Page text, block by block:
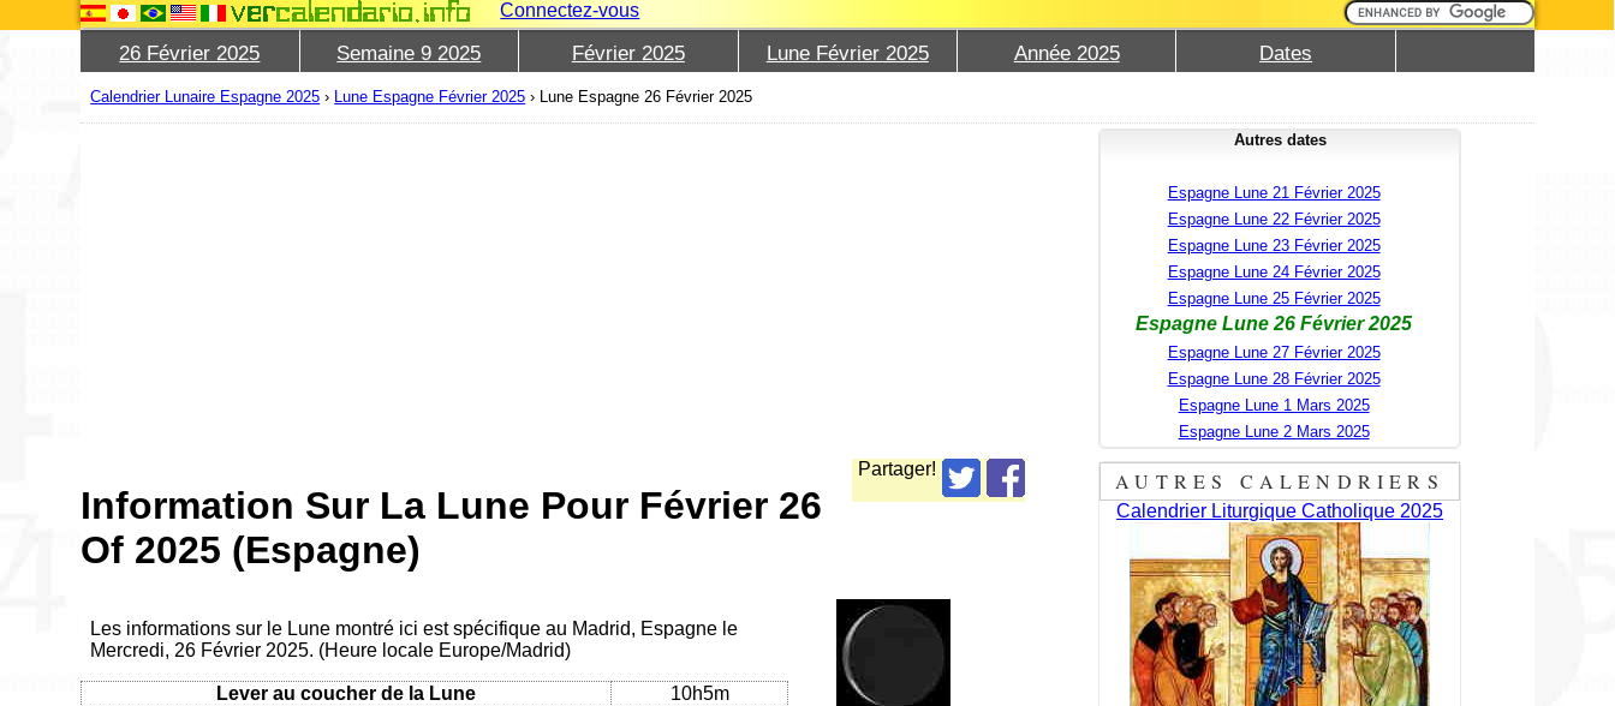
Connectez-vous
26 Février 2025 Semaine 9 2025 Février 2025 Lune Février 2025 Année 2025 Dates
Calendrier Lunaire Espagne 2025 › Lune Espagne Février 2025 › Lune Espagne 26 Février 2025
Partager!
Information Sur La Lune Pour Février 26
Of 2025 (Espagne)
Les informations sur le Lune montré ici est spécifique au Madrid, Espagne le
Mercredi, 26 Février 2025. (Heure locale Europe/Madrid)
Lever au coucher de la Lune
10h5m
Autres dates
Espagne Lune 21 Février 2025
Espagne Lune 22 Février 2025
Espagne Lune 23 Février 2025
Espagne Lune 24 Février 2025
Espagne Lune 25 Février 2025
Espagne Lune 26 Février 2025
Espagne Lune 27 Février 2025
Espagne Lune 28 Février 2025
Espagne Lune 1 Mars 2025
Espagne Lune 2 Mars 2025
AUTRES CALENDRIERS
Calendrier Liturgique Catholique 2025